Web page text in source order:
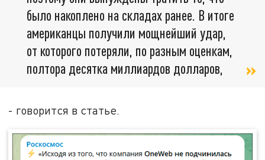
было накоплено на складах ранее. В итоге
американцы получили мощнейший удар,
от которого потеряли, по разным оценкам,
полтора десятка миллиардов долларов,
- говорится в статье.